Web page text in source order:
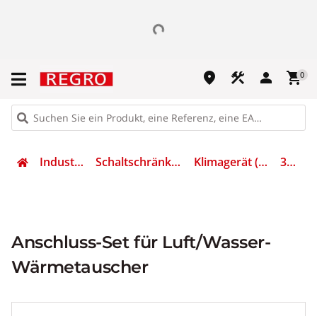
place construction person shopping_cart0
Industrietechnik Schaltschränke 19zoll Zubehör Klimagerät (Schaltschrank) 3201990
Anschluss-Set für Luft/Wasser-
Wärmetauscher